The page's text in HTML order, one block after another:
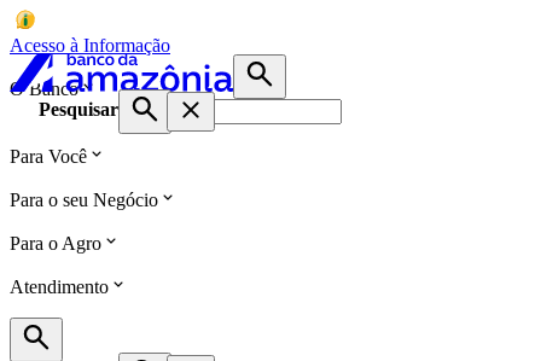
Acesso à Informação
O Banco
Pesquisar
Para Você
Para o seu Negócio
Para o Agro
Atendimento